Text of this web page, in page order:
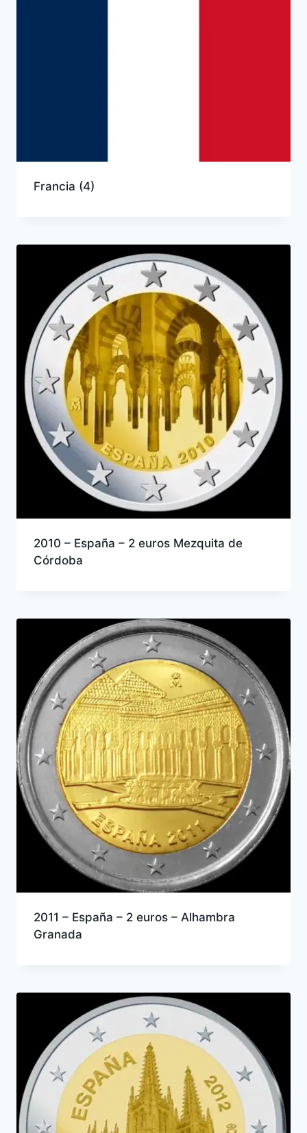
Francia (4)
2010 – España – 2 euros Mezquita de
Córdoba
2011 – España – 2 euros – Alhambra
Granada